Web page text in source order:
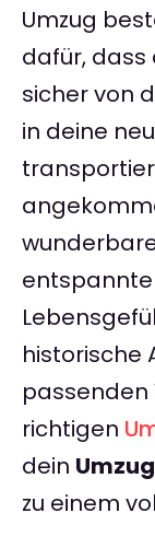
Umzug
dafür, dass
sicher von
in deine
historische
richtigen
dein
zu einem